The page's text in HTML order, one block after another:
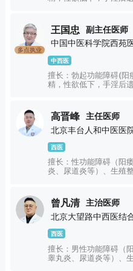
多点执业
王国忠
副主任医师
中国中医科学院西苑
中西医
擅长：勃起功能障碍(阳
精，性欲低下，手淫后
高晋峰
主任医师
北京丰台人和中医医
西医
擅长：性功能障碍（阳
炎、尿道炎等）、生殖
曾凡清
主治医师
北京大望路中西医结
西医
擅长：男性功能障碍（
睾丸炎、尿道炎等）、